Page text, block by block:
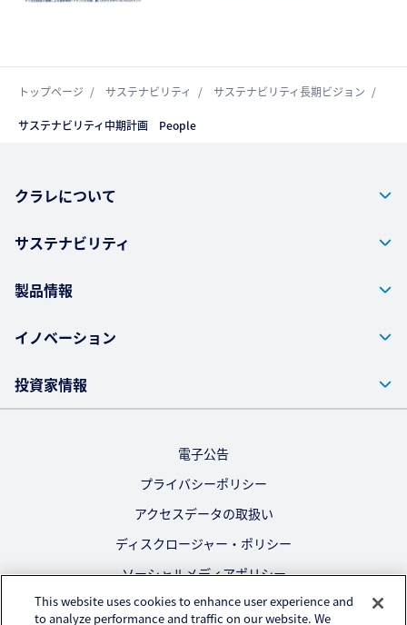
トップページ サステナビリティ サステナビリティ長期ビジョン
サステナビリティ中期計画 People
クラレについて
サステナビリティ
製品情報
イノベーション
投資家情報
電子公告
プライバシーポリシー
アクセスデータの取扱い
ディスクロージャー・ポリシー
ソーシャルメディアポリシー
ご利用にあたって
This website uses cookies to enhance user experience and
to analyze performance and traffic on our website. We